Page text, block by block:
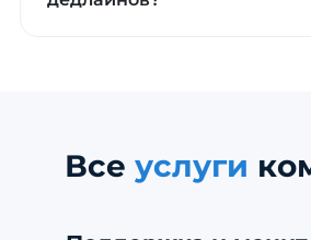
Все услуги